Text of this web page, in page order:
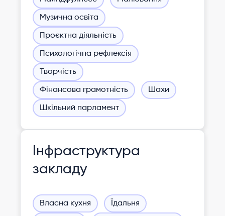
Музична освіта
Проєктна діяльність
Психологічна рефлексія
Творчість
Фінансова грамотність Шахи
Шкільний парламент
Інфраструктура
закладу
Власна кухня Їдальня